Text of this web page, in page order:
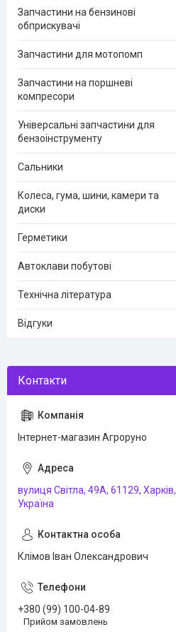
Запчастини на бензинові
обприскувачі
Запчастини для мотопомп
Запчастини на поршневі
компресори
Універсальні запчастини для
бензоінструменту
Сальники
Колеса, гума, шини, камери та
диски
Герметики
Автоклави побутові
Технічна література
Відгуки
Інтернет-магазин Агроруно
вулиця Світла, 49А, 61129, Харків,
Україна
Клімов Іван Олександрович
+380 (99) 100-04-89
Прийом замовлень